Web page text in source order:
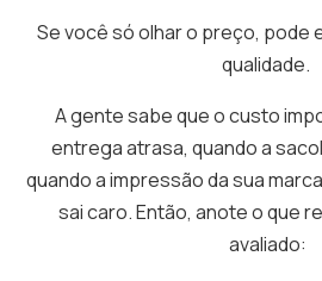
Se você só olhar o preço, pode
qualidade.
A gente sabe que o custo
entrega atrasa, quando a
quando a impressão da sua
sai caro. Então, anote o que
avaliado: